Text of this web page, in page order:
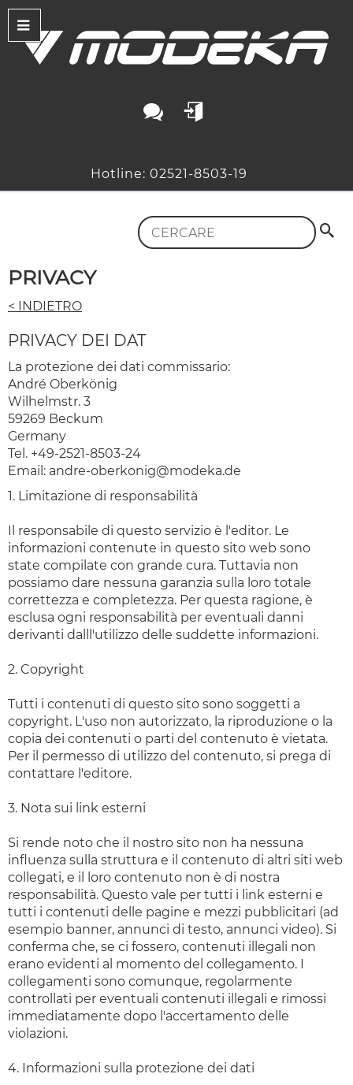
Hotline: 02521-8503-19
PRIVACY
< INDIETRO
PRIVACY DEI DAT
La protezione dei dati commissario:
André Oberkönig
Wilhelmstr. 3
59269 Beckum
Germany
Tel. +49-2521-8503-24
Email: andre-oberkonig@modeka.de
1. Limitazione di responsabilità
Il responsabile di questo servizio è l'editor. Le
informazioni contenute in questo sito web sono
state compilate con grande cura. Tuttavia non
possiamo dare nessuna garanzia sulla loro totale
correttezza e completezza. Per questa ragione, è
esclusa ogni responsabilità per eventuali danni
derivanti dalll'utilizzo delle suddette informazioni.
2. Copyright
Tutti i contenuti di questo sito sono soggetti a
copyright. L'uso non autorizzato, la riproduzione o la
copia dei contenuti o parti del contenuto è vietata.
Per il permesso di utilizzo del contenuto, si prega di
contattare l'editore.
3. Nota sui link esterni
Si rende noto che il nostro sito non ha nessuna
influenza sulla struttura e il contenuto di altri siti web
collegati, e il loro contenuto non è di nostra
responsabilità. Questo vale per tutti i link esterni e
tutti i contenuti delle pagine e mezzi pubblicitari (ad
esempio banner, annunci di testo, annunci video). Si
conferma che, se ci fossero, contenuti illegali non
erano evidenti al momento del collegamento. I
collegamenti sono comunque, regolarmente
controllati per eventuali contenuti illegali e rimossi
immediatamente dopo l'accertamento delle
violazioni.
4. Informazioni sulla protezione dei dati